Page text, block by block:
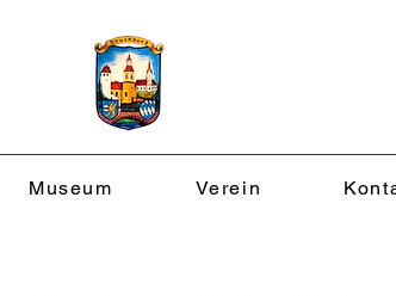
Museum Verein